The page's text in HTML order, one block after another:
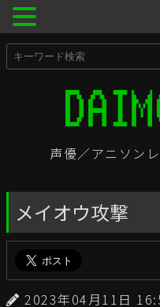
声優／アニソン
メイオウ攻撃
2023年04月11日